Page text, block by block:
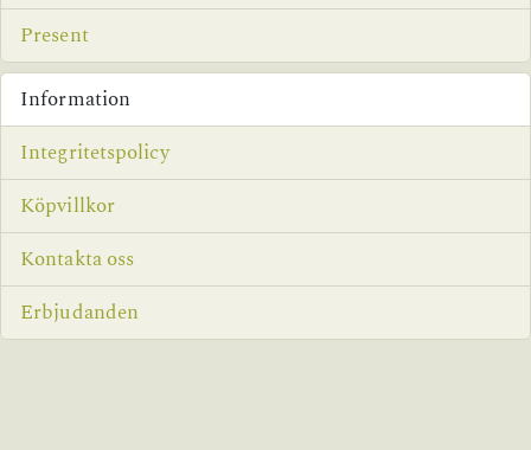
Present
Information
Integritetspolicy
Köpvillkor
Kontakta oss
Erbjudanden